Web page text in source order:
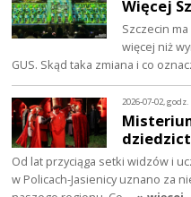
Więcej
Szczecin
więcej niż
GUS. Skąd taka zmiana i co
2026-07-02, godz.
Od lat przyciąga setki widzów i
w Policach-Jasienicy uznano za